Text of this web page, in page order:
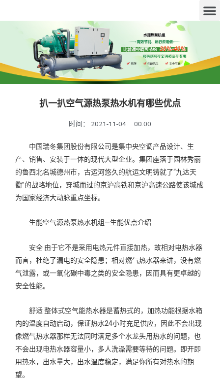
扒一扒空气源热泵热水机有哪些优点
时间： 2021-11-04 00:00
中国瑞冬集团股份有限公司是集中央空调产品设计、生
产、销售、安装于一体的现代大型企业。集团座落于园林秀丽
的鲁西北名城德州市，古运河悠久的航运文明铸就了“九达天
衢”的战略地位，穿城而过的京沪高铁和京沪高速公路使该城成
为国家经济大动脉重点坐标。
生能空气源热泵热水机组—生能优点介绍
安全 由于它不是采用电热元件直接加热，故相对电热水器
而言，杜绝了漏电的安全隐患；相对燃气热水器来讲，没有燃
气泄露，或一氧化碳中毒之类的安全隐患，因而具有更卓越的
安全性能。
舒适 整体式空气能热水器是蓄热式的，加热功能根据水箱
内的温度自动启动，保证热水24小时充足供应，因此不会出现
像燃气热水器那样无法同时满足多个水龙头用热水的问题，也
不会出现电热水器容量小，多人洗澡需要等待的问题。即开即
用热水，出水量大，出水温度稳定，满足你所有对热水的期
望。